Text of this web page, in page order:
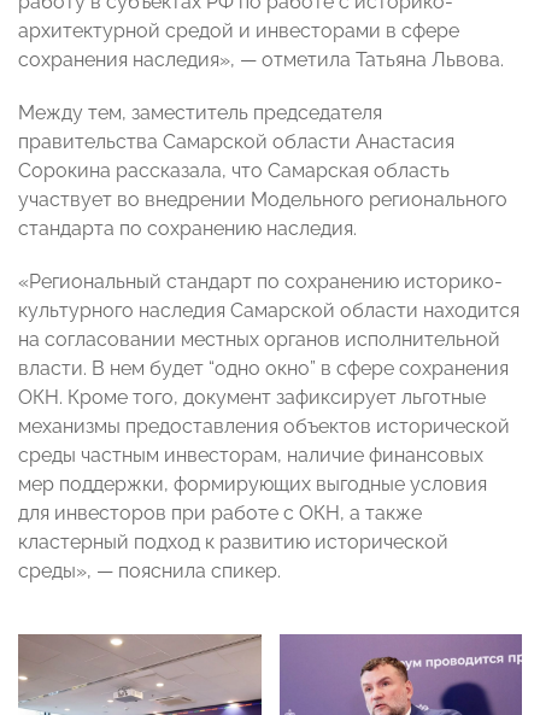
архитектурной средой и инвесторами в сфере
сохранения наследия», — отметила Татьяна Львова.
Между тем, заместитель председателя
правительства Самарской области Анастасия
Сорокина рассказала, что Самарская область
участвует во внедрении Модельного регионального
стандарта по сохранению наследия.
«Региональный стандарт по сохранению историко-
культурного наследия Самарской области находится
на согласовании местных органов исполнительной
власти. В нем будет “одно окно” в сфере сохранения
ОКН. Кроме того, документ зафиксирует льготные
механизмы предоставления объектов исторической
среды частным инвесторам, наличие финансовых
мер поддержки, формирующих выгодные условия
для инвесторов при работе с ОКН, а также
кластерный подход к развитию исторической
среды», — пояснила спикер.